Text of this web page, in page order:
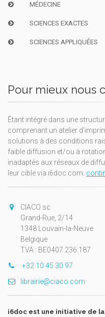
MÉDECINE
SCIENCES EXACTES
SCIENCES APPLIQUÉES
Pour mieux nous
Étant intégré dans une
comprenant un atelier
solutions à des conditions
faible diffusion et/ou à
inadaptés aux réseaux de
leur cible via i6doc.com.
CIACO sc
Grand-Rue, 2/14
1348 Louvain-la-Neuve
Belgique
TVA : BE0407.236.187
+32 10 45 30 97
librairie@ciaco.com
i6doc est une initiative de